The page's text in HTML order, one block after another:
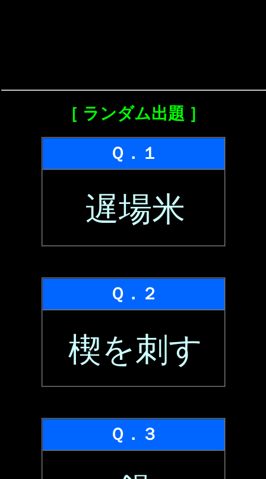
［ ランダム出題 ］
Ｑ．１
遅場米
Ｑ．２
楔を刺す
Ｑ．３